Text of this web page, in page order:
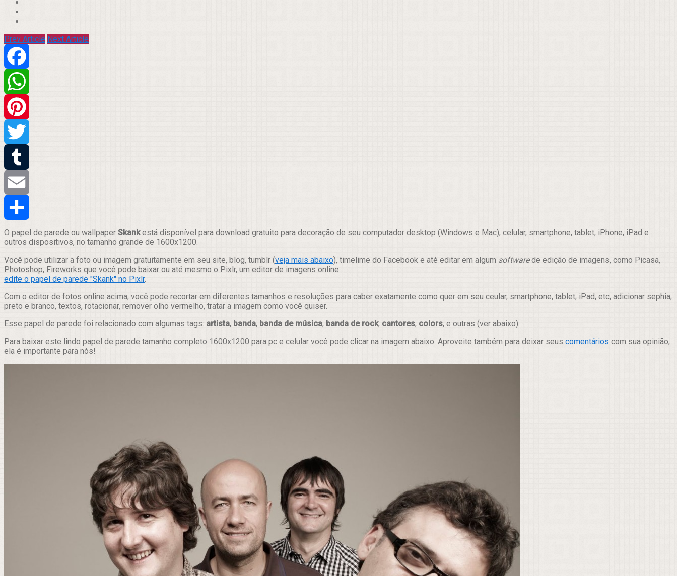
Prev Article Next Article
Facebook
WhatsApp
Pinterest
Twitter
Tumblr
Email
Compartilhar
O papel de parede ou wallpaper Skankestá disponível para download gratuito para decoração de seu computador desktop (Windows e Mac), celular, smartphone, tablet, iPhone, iPad e
outros dispositivos, no tamanho grande de 1600x1200.
Você pode utilizar a foto ou imagem gratuitamente em seu site, blog, tumblr (veja mais abaixo), timelime do Facebook e até editar em algum softwarede edição de imagens, como Picasa,
Photoshop, Fireworks que você pode baixar ou até mesmo o Pixlr, um editor de imagens online:
edite o papel de parede "Skank" no Pixlr.
Com o editor de fotos online acima, você pode recortar em diferentes tamanhos e resoluções para caber exatamente como quer em seu ceular, smartphone, tablet, iPad, etc, adicionar sephia,
preto e branco, textos, rotacionar, remover olho vermelho, tratar a imagem como você quiser.
Esse papel de parede foi relacionado com algumas tags: artista, banda, banda de música, banda de rock, cantores, colors, e outras (ver abaixo).
Para baixar este lindo papel de parede tamanho completo 1600x1200 para pc e celular você pode clicar na imagem abaixo. Aproveite também para deixar seus comentários com sua opinião,
ela é importante para nós!